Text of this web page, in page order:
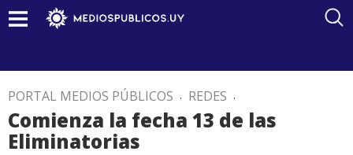
PORTAL MEDIOS PÚBLICOS . REDES .
Comienza la fecha 13 de las
Eliminatorias